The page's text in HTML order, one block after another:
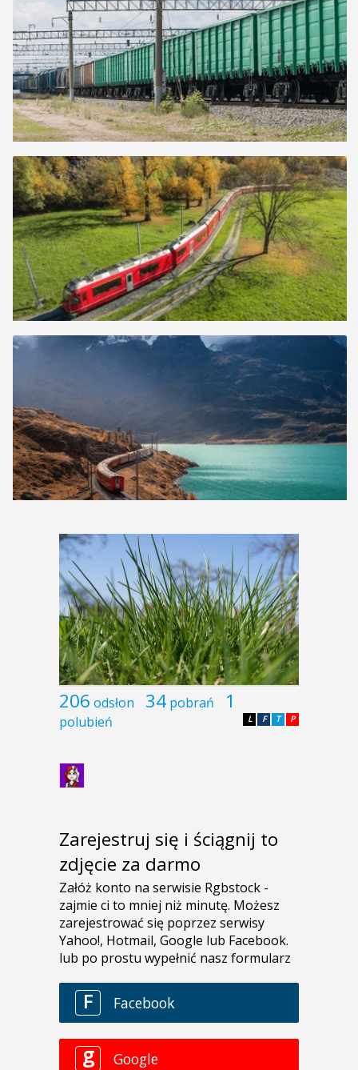
206 odsłon 34 pobrań 1
polubień P
T
F
L
Zarejestruj się i ściągnij to
zdjęcie za darmo